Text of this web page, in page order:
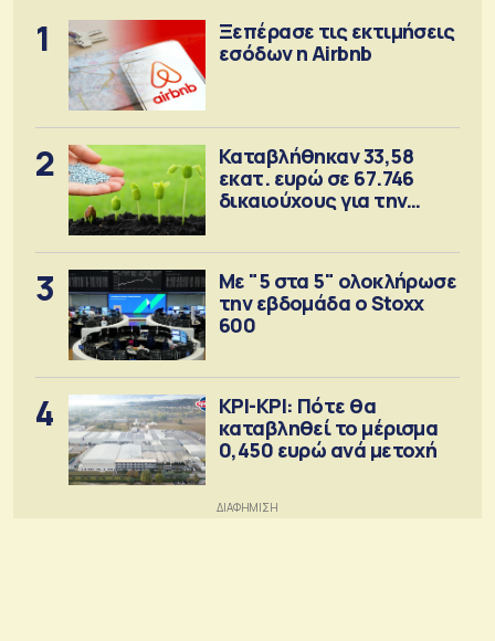
1
Ξεπέρασε τις εκτιμήσεις
εσόδων η Airbnb
2
Καταβλήθηκαν 33,58
εκατ. ευρώ σε 67.746
δικαιούχους για την
3
Με "5 στα 5" ολοκλήρωσε
την εβδομάδα ο Stoxx
600
4
ΚΡΙ-ΚΡΙ: Πότε θα
καταβληθεί το μέρισμα
0,450 ευρώ ανά μετοχή